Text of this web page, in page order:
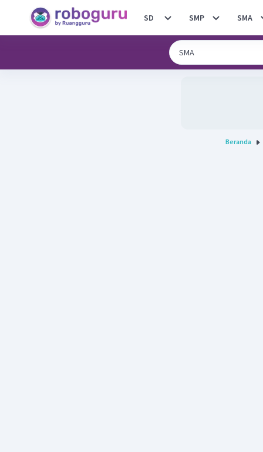
SD SMP SMA
Beranda